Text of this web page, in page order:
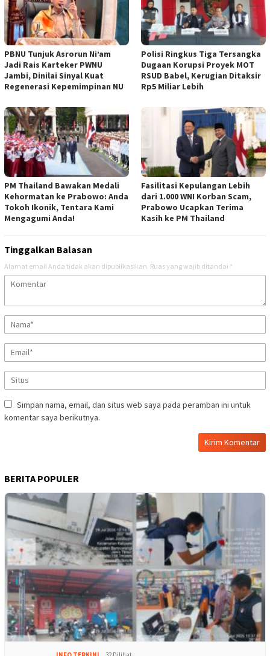
PBNU Tunjuk Asrorun Ni’am
Jadi Rais Karteker PWNU
Jambi, Dinilai Sinyal Kuat
Regenerasi Kepemimpinan NU
Polisi Ringkus Tiga Tersangka
Dugaan Korupsi Proyek MOT
RSUD Babel, Kerugian Ditaksir
Rp5 Miliar Lebih
PM Thailand Bawakan Medali
Kehormatan ke Prabowo: Anda
Tokoh Ikonik, Tentara Kami
Mengagumi Anda!
Fasilitasi Kepulangan Lebih
dari 1.000 WNI Korban Scam,
Prabowo Ucapkan Terima
Kasih ke PM Thailand
Tinggalkan Balasan
Alamat email Anda tidak akan dipublikasikan. Ruas yang wajib ditandai *
Simpan nama, email, dan situs web saya pada peramban ini untuk
komentar saya berikutnya.
BERITA POPULER